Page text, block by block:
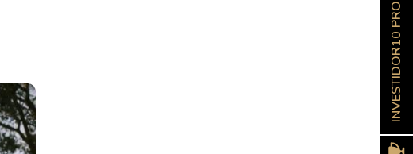
INVESTIDOR10 PRO